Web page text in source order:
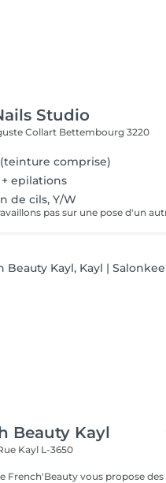
Studio
Collart Bettembourg 3220
comprise)
epilations
de cils, Y/W
pas sur une pose d'un
Beauty Kayl
Kayl L-3650
French'Beauty vous propose